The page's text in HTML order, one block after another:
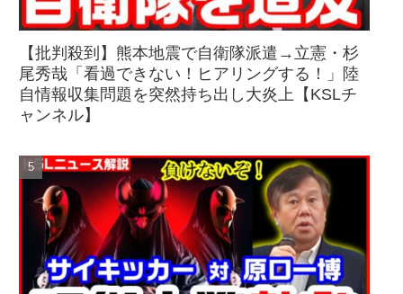
【批判殺到】熊本地震で自衛隊派遣→立憲・杉
尾秀哉「看過できない！ヒアリングする！」陸
自情報収集問題を突然持ち出し大炎上【KSLチ
ャンネル】